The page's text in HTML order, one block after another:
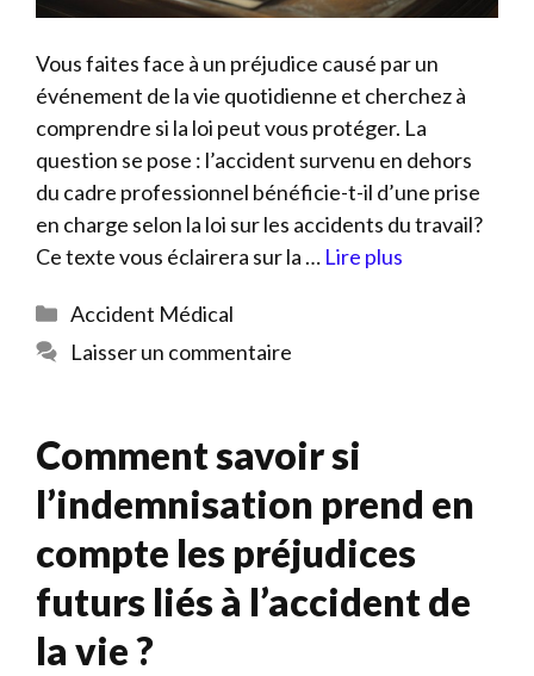
Vous faites face à un préjudice causé par un
événement de la vie quotidienne et cherchez à
comprendre si la loi peut vous protéger. La
question se pose : l’accident survenu en dehors
du cadre professionnel bénéficie-t-il d’une prise
en charge selon la loi sur les accidents du travail?
Ce texte vous éclairera sur la … Lire plus
Catégories
Accident Médical
Laisser un commentaire
Comment savoir si
l’indemnisation prend en
compte les préjudices
futurs liés à l’accident de
la vie ?